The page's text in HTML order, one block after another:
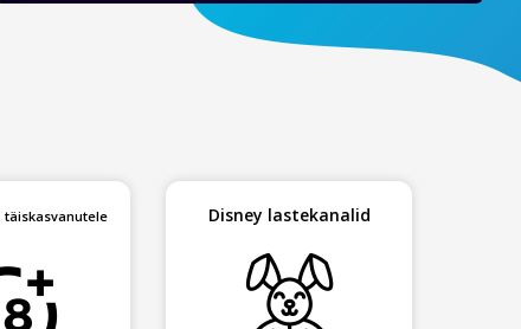
Disney lastekanalid
täiskasvanutele Disney lastekanalid